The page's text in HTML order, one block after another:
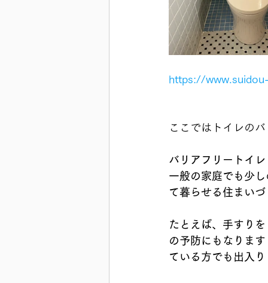
https://
ここではトイレの
バリアフリートイ
一般の家庭でも少
て暮らせる住まい
たとえば、手すり
の予防にもなりま
ている方でも出入